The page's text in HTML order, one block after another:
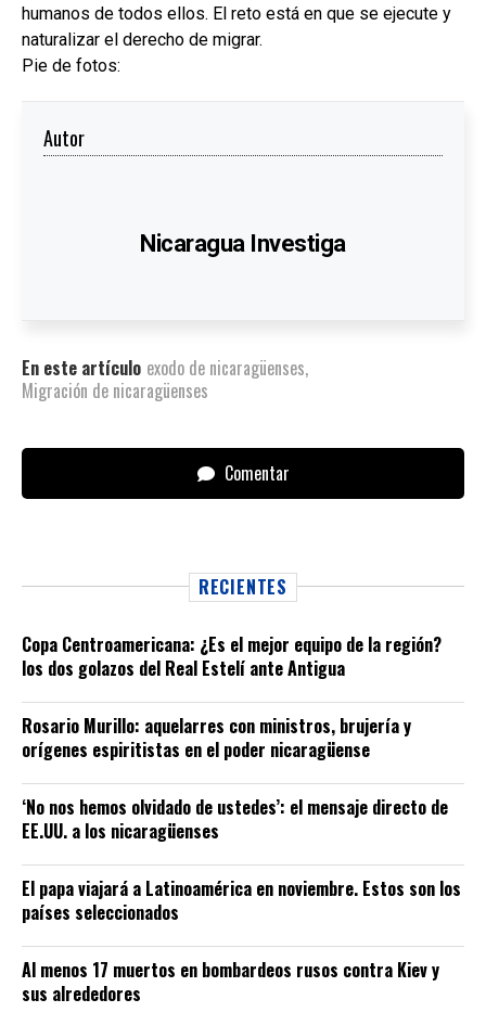
humanos de todos ellos. El reto está en que se ejecute y
naturalizar el derecho de migrar.
Pie de fotos:
Autor
Nicaragua Investiga
En este artículo exodo de nicaragüenses,
Migración de nicaragüenses
Comentar
RECIENTES
Copa Centroamericana: ¿Es el mejor equipo de la región?
los dos golazos del Real Estelí ante Antigua
Rosario Murillo: aquelarres con ministros, brujería y
orígenes espiritistas en el poder nicaragüense
‘No nos hemos olvidado de ustedes’: el mensaje directo de
EE.UU. a los nicaragüenses
El papa viajará a Latinoamérica en noviembre. Estos son los
países seleccionados
Al menos 17 muertos en bombardeos rusos contra Kiev y
sus alrededores